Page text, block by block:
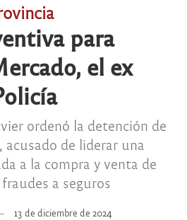
para
el ex
ordenó la detención de
de liderar una
a la compra y venta de
a seguros
13 de diciembre de 2024